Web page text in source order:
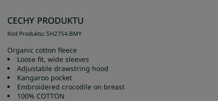
CECHY PRODUKTU
Kod Produktu:SH2754.BMY
Organic cotton fleece
Loose fit, wide sleeves
Adjustable drawstring hood
Kangaroo pocket
Embroidered crocodile on breast
100% COTTON